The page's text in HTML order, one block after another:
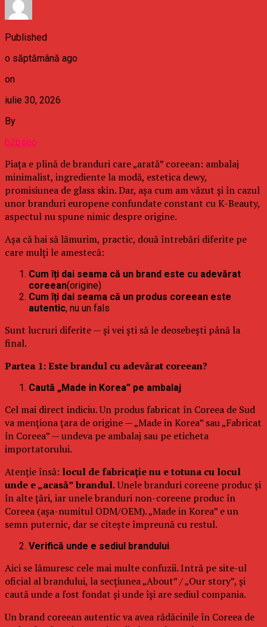
Published
o săptămână ago
on
iulie 30, 2026
By
b2bseo
Piața e plină de branduri care „arată” coreean: ambalaj
minimalist, ingrediente la modă, estetica dewy,
promisiunea de glass skin. Dar, așa cum am văzut și în cazul
unor branduri europene confundate constant cu K-Beauty,
aspectul nu spune nimic despre origine.
Așa că hai să lămurim, practic, două întrebări diferite pe
care mulți le amestecă:
Cum îți dai seama că un brand este cu adevărat
coreean(origine)
Cum îți dai seama că un produs coreean este
autentic, nu un fals
Sunt lucruri diferite — și vei ști să le deosebești până la
final.
Partea 1: Este brandul cu adevărat coreean?
Caută „Made in Korea” pe ambalaj
Cel mai direct indiciu. Un produs fabricat în Coreea de Sud
va menționa țara de origine — „Made in Korea” sau „Fabricat
în Coreea” — undeva pe ambalaj sau pe eticheta
importatorului.
Atenție însă: locul de fabricație nu e totuna cu locul
unde e „acasă” brandul.Unele branduri coreene produc și
în alte țări, iar unele branduri non-coreene produc în
Coreea (așa-numitul ODM/OEM). „Made in Korea” e un
semn puternic, dar se citește împreună cu restul.
Verifică unde e sediul brandului
Aici se lămuresc cele mai multe confuzii. Intră pe site-ul
oficial al brandului, la secțiunea „About” / „Our story”, și
caută unde a fost fondat și unde își are sediul compania.
Un brand coreean autentic va avea rădăcinile în Coreea de